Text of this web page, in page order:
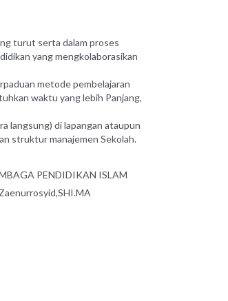
turut serta dalam proses
yang mengkolaborasikan
metode pembelajaran
waktu yang lebih Panjang,
langsung) di lapangan ataupun
struktur manajemen Sekolah.
PENDIDIKAN ISLAM